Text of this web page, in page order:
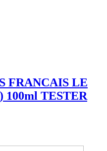
FRANCAIS LE
100ml TESTER